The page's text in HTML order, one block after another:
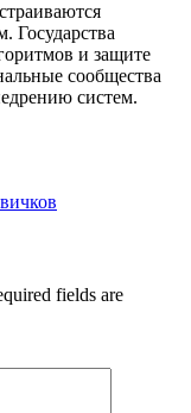
Государства
и защите
сообщества
систем.
fields are